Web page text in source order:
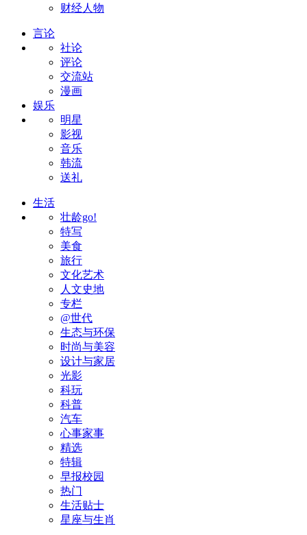
财经人物
言论
社论
评论
交流站
漫画
娱乐
明星
影视
音乐
韩流
送礼
生活
壮龄go!
特写
美食
旅行
文化艺术
人文史地
专栏
@世代
生态与环保
时尚与美容
设计与家居
光影
科玩
科普
汽车
心事家事
精选
特辑
早报校园
热门
生活贴士
星座与生肖